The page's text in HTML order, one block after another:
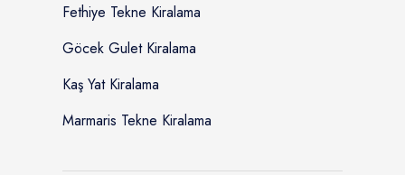
Fethiye Tekne Kiralama
Göcek Gulet Kiralama
Kaş Yat Kiralama
Marmaris Tekne Kiralama